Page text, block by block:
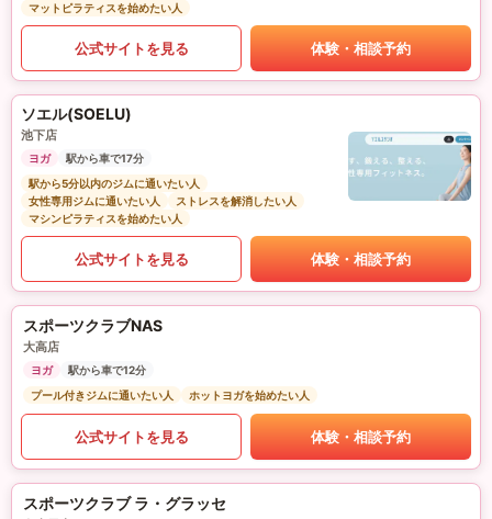
マットピラティスを始めたい人
公式サイトを見る 体験・相談予約
ソエル(SOELU)
池下店
ヨガ
駅から車で17分
駅から5分以内のジムに通いたい人
女性専用ジムに通いたい人
ストレスを解消したい人
マシンピラティスを始めたい人
公式サイトを見る 体験・相談予約
スポーツクラブNAS
大高店
ヨガ
駅から車で12分
プール付きジムに通いたい人
ホットヨガを始めたい人
公式サイトを見る 体験・相談予約
スポーツクラブ ラ・グラッセ